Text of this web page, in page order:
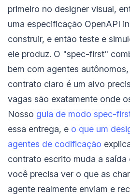
primeiro no designer visual,
uma especificação OpenAPI
construir, e então teste e
ele produz. O "spec-first"
bem com agentes
contrato claro é um alvo
vagas são exatamente onde
Nosso guia de modo spec-
essa entrega, e o que um
agentes de codificação
contrato escrito muda a saída
você precisa ver o que as
agente realmente enviam e